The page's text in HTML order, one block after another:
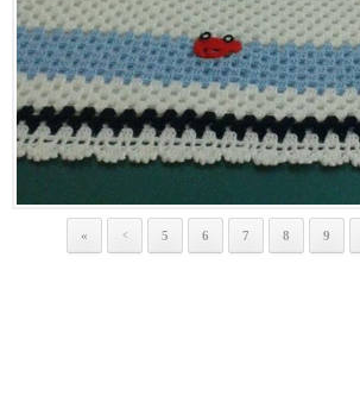
« < 5 6 7 8 9